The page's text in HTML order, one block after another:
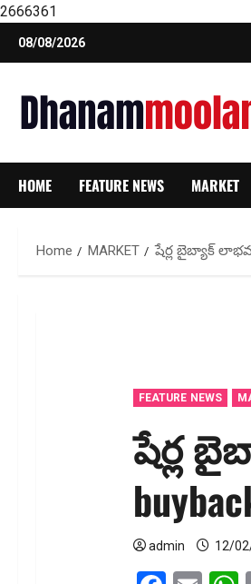
2666361
Skip
08/08/2026
HOME FEATURE NEWS MARKET
Home MARKET షేర్ల బైబ్యాక్ లాభ‌మా
FEATURE NEWS
షేర్ల
admin 12/